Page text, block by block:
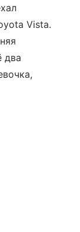
Vista.
два